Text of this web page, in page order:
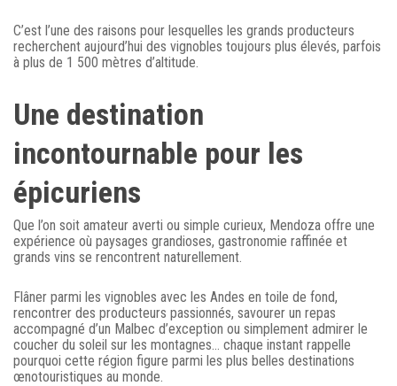
C’est l’une des raisons pour lesquelles les grands producteurs
recherchent aujourd’hui des vignobles toujours plus élevés, parfois
à plus de 1 500 mètres d’altitude.
Une destination
incontournable pour les
épicuriens
Que l’on soit amateur averti ou simple curieux, Mendoza offre une
expérience où paysages grandioses, gastronomie raffinée et
grands vins se rencontrent naturellement.
Flâner parmi les vignobles avec les Andes en toile de fond,
rencontrer des producteurs passionnés, savourer un repas
accompagné d’un Malbec d’exception ou simplement admirer le
coucher du soleil sur les montagnes… chaque instant rappelle
pourquoi cette région figure parmi les plus belles destinations
œnotouristiques au monde.